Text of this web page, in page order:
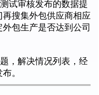
审核发布的数据提
搜集外包供应商相应
包生产是否达到公司
解决情况列表，经
。